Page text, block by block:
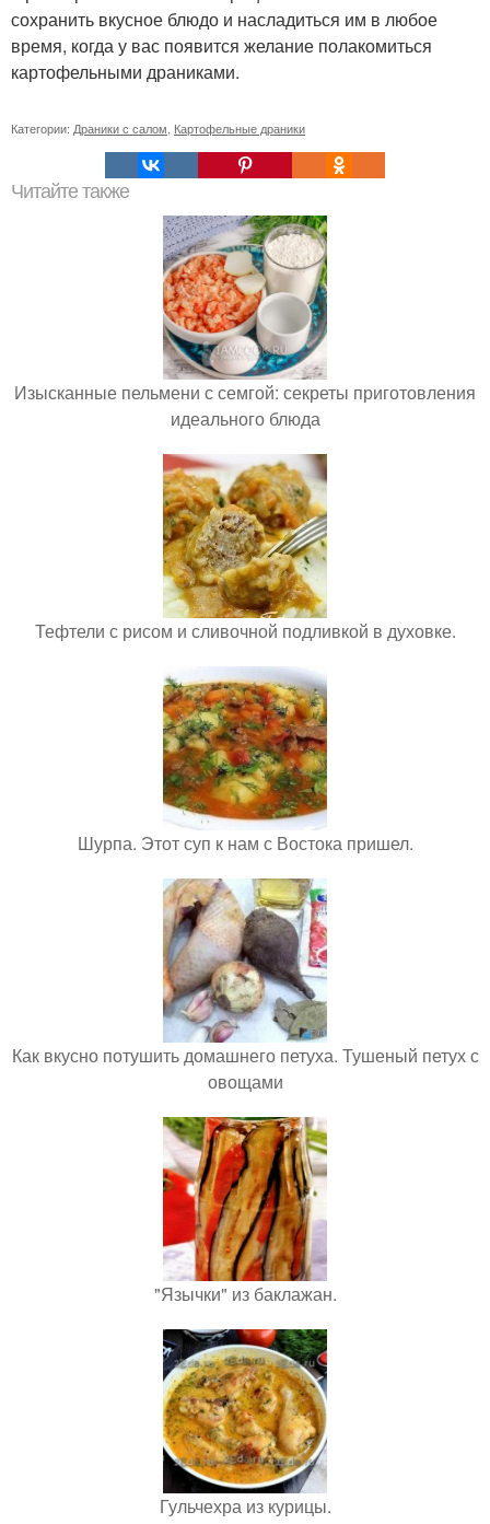
сохранить вкусное блюдо и насладиться им в любое
время, когда у вас появится желание полакомиться
картофельными драниками.
Категории: Драники с салом, Картофельные драники
Читайте также
Изысканные пельмени с семгой: секреты приготовления
идеального блюда
Тефтели с рисом и сливочной подливкой в духовке.
Шурпа. Этот суп к нам с Востока пришел.
Как вкусно потушить домашнего петуха. Тушеный петух с
овощами
"Язычки" из баклажан.
Гульчехра из курицы.